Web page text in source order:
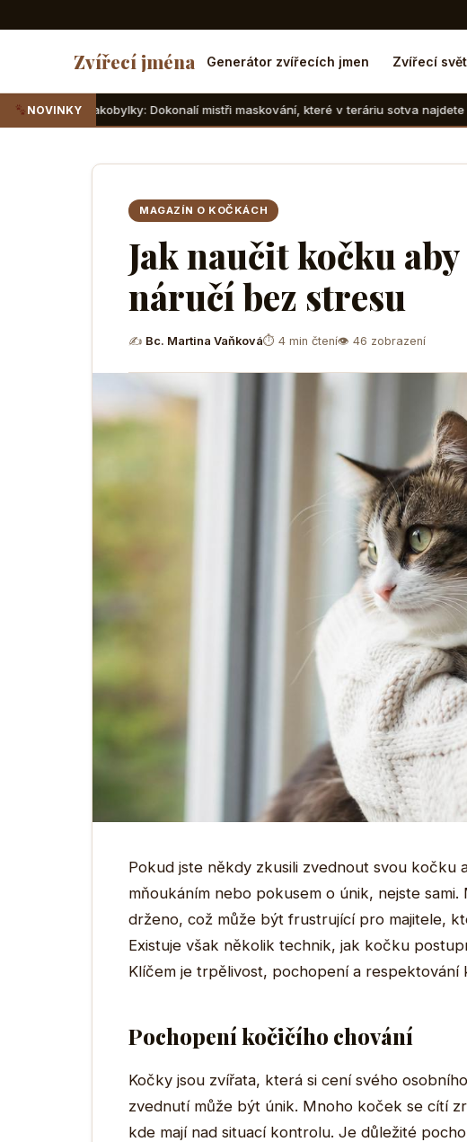
Zvířecí jména Generátor zvířecích jmen Zvířecí svět
NOVINKY
Dokonalí mistři maskování, které v teráriu sotva najdete
MAGAZÍN O KOČKÁCH
Jak naučit kočku
náručí bez stresu
✍ Bc. Martina Vaňková⏱ 4 min čtení👁 46 zobrazení
Pokud jste někdy zkusili zvednout svou kočku
mňoukáním nebo pokusem o únik, nejste
drženo, což může být frustrující pro majitele,
Existuje však několik technik, jak kočku
Klíčem je trpělivost, pochopení a respektování
Pochopení kočičího chování
Kočky jsou zvířata, která si cení svého
zvednutí může být únik. Mnoho koček se cítí
kde mají nad situací kontrolu. Je důležité